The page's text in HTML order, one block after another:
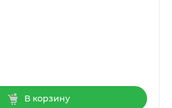
В корзину